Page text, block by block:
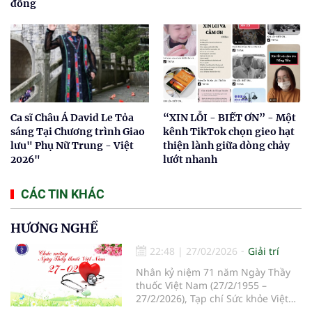
đồng
Ca sĩ Châu Á David Le Tỏa
sáng Tại Chương trình Giao
lưu" Phụ Nữ Trung - Việt
2026"
“XIN LỖI - BIẾT ƠN” - Một
kênh TikTok chọn gieo hạt
thiện lành giữa dòng chảy
lướt nhanh
CÁC TIN KHÁC
HƯƠNG NGHỀ
22:48 | 27/02/2026
Giải trí
Nhân kỷ niệm 71 năm Ngày Thầy
thuốc Việt Nam (27/2/1955 –
27/2/2026), Tạp chí Sức khỏe Việt